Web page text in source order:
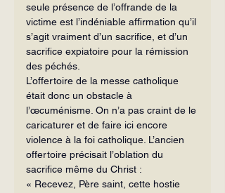
seule présence de l’offrande de la
victime est l’indéniable affirmation qu’il
s’agit vraiment d’un sacrifice, et d’un
sacrifice expiatoire pour la rémission
des péchés.
L’offertoire de la messe catholique
était donc un obstacle à
l’œcuménisme. On n’a pas craint de le
caricaturer et de faire ici encore
violence à la foi catholique. L’ancien
offertoire précisait l’oblation du
sacrifice même du Christ :
« Recevez, Père saint, cette hostie